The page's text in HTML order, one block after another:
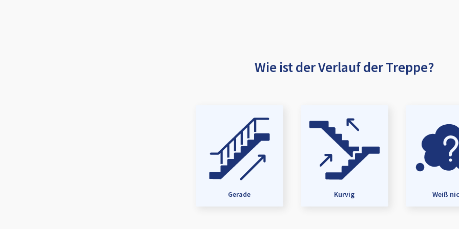
Wie ist der Verlauf der Treppe?
Gerade Kurvig Weiß